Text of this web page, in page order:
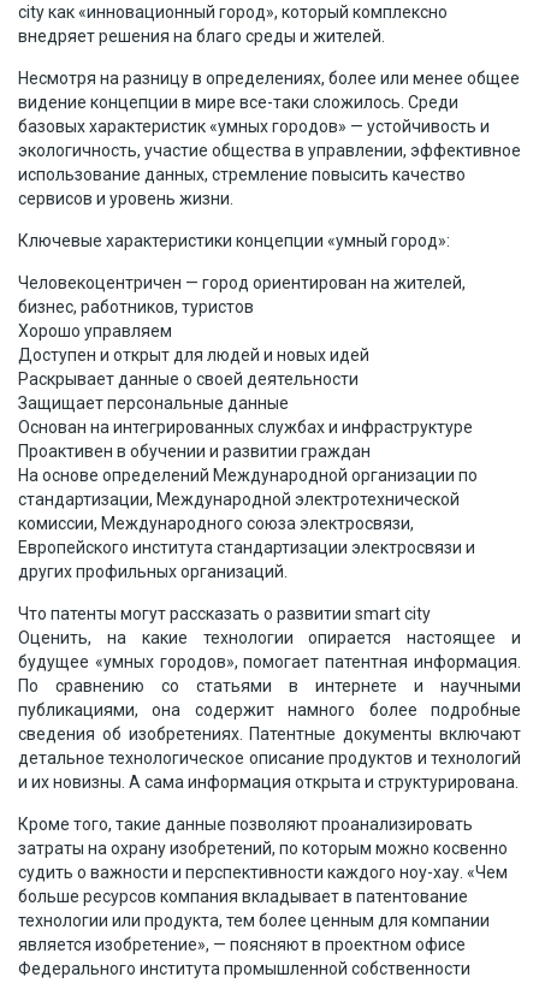
city как «инновационный город», который комплексно
внедряет решения на благо среды и жителей.
Несмотря на разницу в определениях, более или менее общее
видение концепции в мире все-таки сложилось. Среди
базовых характеристик «умных городов» — устойчивость и
экологичность, участие общества в управлении, эффективное
использование данных, стремление повысить качество
сервисов и уровень жизни.
Ключевые характеристики концепции «умный город»:
Человекоцентричен — город ориентирован на жителей,
бизнес, работников, туристов
Хорошо управляем
Доступен и открыт для людей и новых идей
Раскрывает данные о своей деятельности
Защищает персональные данные
Основан на интегрированных службах и инфраструктуре
Проактивен в обучении и развитии граждан
На основе определений Международной организации по
стандартизации, Международной электротехнической
комиссии, Международного союза электросвязи,
Европейского института стандартизации электросвязи и
других профильных организаций.
Что патенты могут рассказать о развитии smart city
Оценить, на какие технологии опирается настоящее и
будущее «умных городов», помогает патентная информация.
По сравнению со статьями в интернете и научными
публикациями, она содержит намного более подробные
сведения об изобретениях. Патентные документы включают
детальное технологическое описание продуктов и технологий
и их новизны. А сама информация открыта и структурирована.
Кроме того, такие данные позволяют проанализировать
затраты на охрану изобретений, по которым можно косвенно
судить о важности и перспективности каждого ноу-хау. «Чем
больше ресурсов компания вкладывает в патентование
технологии или продукта, тем более ценным для компании
является изобретение», — поясняют в проектном офисе
Федерального института промышленной собственности